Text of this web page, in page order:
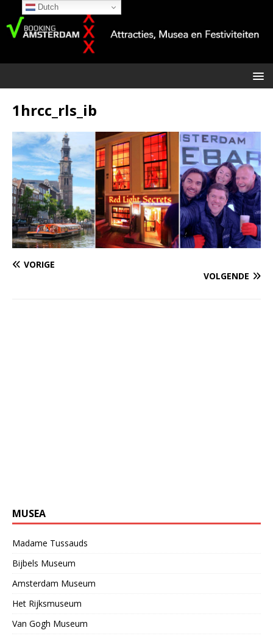
1hrcc_rls_ib
VORIGE
VOLGENDE
MUSEA
Madame Tussauds
Bijbels Museum
Amsterdam Museum
Het Rijksmuseum
Van Gogh Museum
Dutch